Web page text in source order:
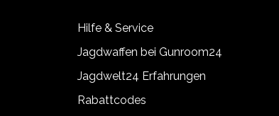
Hilfe & Service
Jagdwaffen bei Gunroom24
Jagdwelt24 Erfahrungen
Rabattcodes